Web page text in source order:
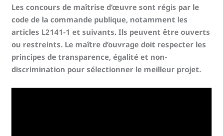
Les concours de maîtrise d’œuvre sont régis par le
code de la commande publique, notamment les
articles L2141-1 et suivants. Ils peuvent être ouverts
ou restreints. Le maître d’ouvrage doit respecter les
principes de transparence, égalité et non-
discrimination pour sélectionner le meilleur projet.